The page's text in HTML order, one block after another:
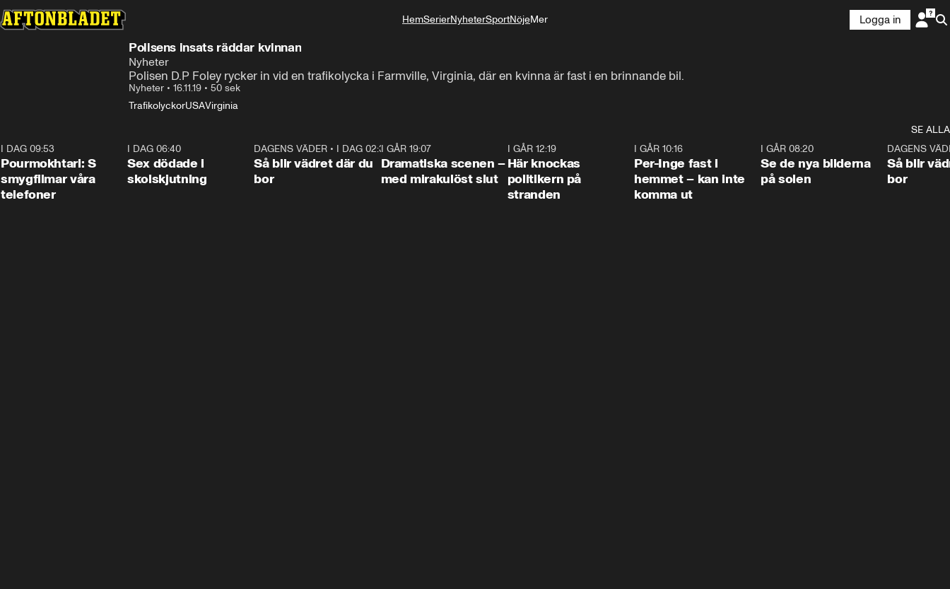
HemSerierNyheterSportNöjeMer
Logga in
Polisens insats räddar kvinnan
Nyheter
Polisen D.P Foley rycker in vid en trafikolycka i Farmville, Virginia, där en kvinna är fast i en brinnande bil.
Nyheter • 16.11.19 • 50 sek
TrafikolyckorUSAVirginia
SE ALLA
I DAG 09:53
Pourmokhtari: S
smygfilmar våra
telefoner
I DAG 06:40
Sex dödade i
skolskjutning
1:06
DAGENS VÄDER • I DAG 02:30
Så blir vädret där du
bor
I GÅR 19:07
Dramatiska scenen –
med mirakulöst slut
I GÅR 12:19
Här knockas
politikern på
stranden
I GÅR 10:16
Per-Inge fast i
hemmet – kan inte
komma ut
I GÅR 08:20
Se de nya bilderna
på solen
DAGENS
Så blir
bor